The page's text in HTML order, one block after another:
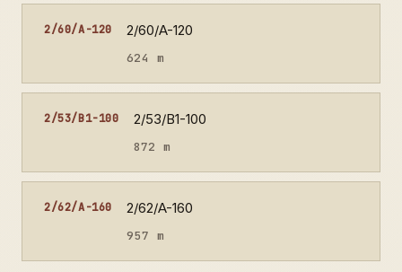
2/60/A-120 2/60/A-120
624 m
2/53/B1-100 2/53/B1-100
872 m
2/62/A-160 2/62/A-160
957 m